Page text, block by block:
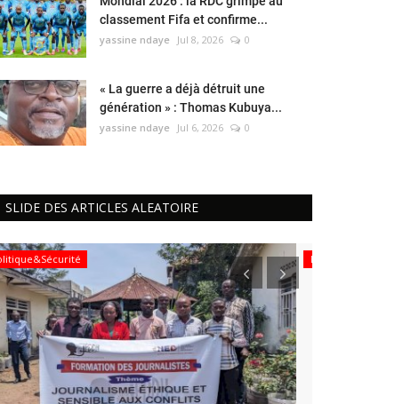
classement Fifa et confirme...
yassine ndaye Jul 8, 2026 0
« La guerre a déjà détruit une
génération » : Thomas Kubuya...
yassine ndaye Jul 6, 2026 0
SLIDE DES ARTICLES ALEATOIRE
Politique&Sécurité